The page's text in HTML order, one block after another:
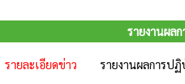
รายงานผล
รายละเอียดข่าว รายงานผลการป